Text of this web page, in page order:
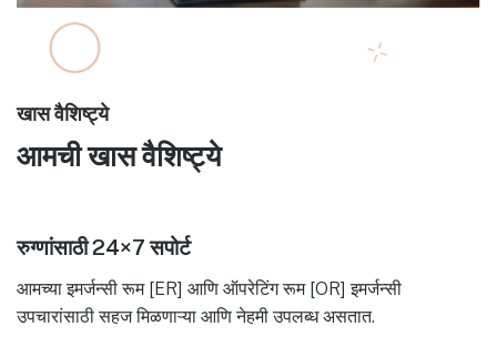
खास वैशिष्ट्ये
आमची खास वैशिष्ट्ये
रुग्णांसाठी 24×7 सपोर्ट
आमच्या इमर्जन्सी रूम [ER] आणि ऑपरेटिंग रूम [OR] इमर्जन्सी
उपचारांसाठी सहज मिळणाऱ्या आणि नेहमी उपलब्ध असतात.